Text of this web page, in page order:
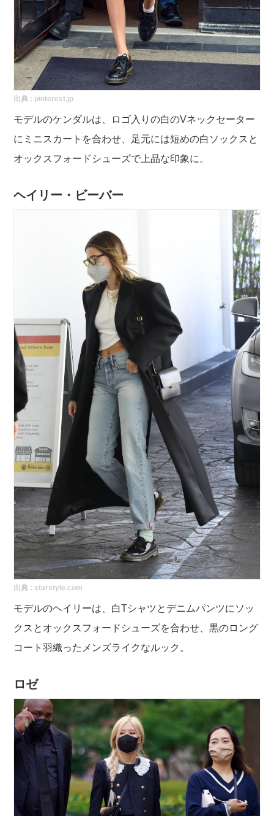
出典 : pinterest.jp
モデルのケンダルは、ロゴ入りの白のVネックセーター
にミニスカートを合わせ、足元には短めの白ソックスと
オックスフォードシューズで上品な印象に。
ヘイリー・ビーバー
出典 : starstyle.com
モデルのヘイリーは、白Tシャツとデニムパンツにソッ
クスとオックスフォードシューズを合わせ、黒のロング
コート羽織ったメンズライクなルック。
ロゼ